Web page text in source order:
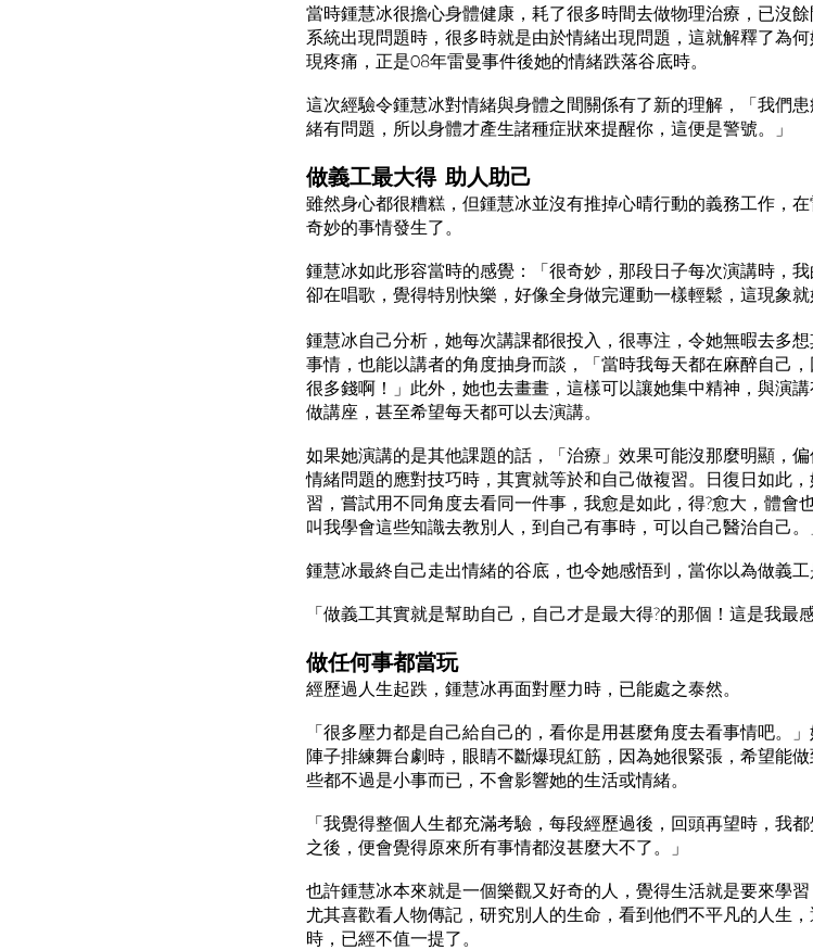
當時鍾慧冰很擔心身體健康，耗了很多時間去做物理治療，已沒
系統出現問題時，很多時就是由於情緒出現問題，這就解釋了為
現疼痛，正是08年雷曼事件後她的情緒跌落谷底時。
這次經驗令鍾慧冰對情緒與身體之間關係有了新的理解，「我們
緒有問題，所以身體才產生諸種症狀來提醒你，這便是警號。」
做義工最大得 助人助己
雖然身心都很糟糕，但鍾慧冰並沒有推掉心晴行動的義務工作，
奇妙的事情發生了。
鍾慧冰如此形容當時的感覺：「很奇妙，那段日子每次演講時，
卻在唱歌，覺得特別快樂，好像全身做完運動一樣輕鬆，這現象就
鍾慧冰自己分析，她每次講課都很投入，很專注，令她無暇去多
事情，也能以講者的角度抽身而談，「當時我每天都在麻醉自己
很多錢啊！」此外，她也去畫畫，這樣可以讓她集中精神，與演
做講座，甚至希望每天都可以去演講。
如果她演講的是其他課題的話，「治療」效果可能沒那麼明顯，
情緒問題的應對技巧時，其實就等於和自己做複習。日復日如此
習，嘗試用不同角度去看同一件事，我愈是如此，得?愈大，體會
叫我學會這些知識去教別人，到自己有事時，可以自己醫治自己。
鍾慧冰最終自己走出情緒的谷底，也令她感悟到，當你以為做義工
「做義工其實就是幫助自己，自己才是最大得?的那個！這是我最
做任何事都當玩
經歷過人生起跌，鍾慧冰再面對壓力時，已能處之泰然。
「很多壓力都是自己給自己的，看你是用甚麼角度去看事情吧。
陣子排練舞台劇時，眼睛不斷爆現紅筋，因為她很緊張，希望能
些都不過是小事而已，不會影響她的生活或情緒。
「我覺得整個人生都充滿考驗，每段經歷過後，回頭再望時，我
之後，便會覺得原來所有事情都沒甚麼大不了。」
也許鍾慧冰本來就是一個樂觀又好奇的人，覺得生活就是要來學
尤其喜歡看人物傳記，研究別人的生命，看到他們不平凡的人生
時，已經不值一提了。